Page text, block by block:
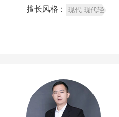
擅长风格：
现代.现代轻